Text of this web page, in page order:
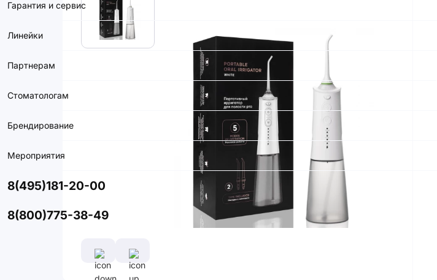
Гарантия и сервис
Линейки
Партнерам
Стоматологам
Брендирование
Мероприятия
8(495)181-20-00
8(800)775-38-49